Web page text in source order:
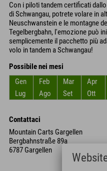
Con i piloti tandem certificati
di Schwangau, potrete volare in
Neuschwanstein e le montagne
Tegelbergbahn, l'emozione può
semplicemente il pacchetto più
volo in tandem a Schwangau!
Possibile nei mesi
Gen
Feb Mar Apr
Lug
Ago Set Ott
Contattaci
Mountain Carts Gargellen
Bergbahnstraße 89a
6787 Gargellen